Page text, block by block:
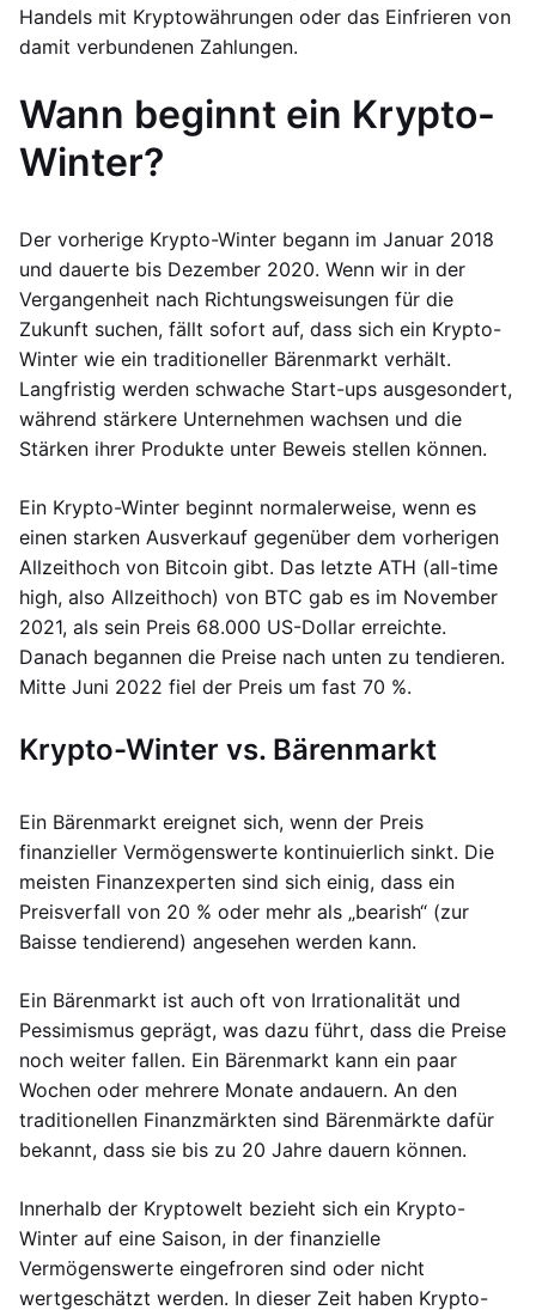
Handels mit Kryptowährungen oder das Einfrieren von
damit verbundenen Zahlungen.
Wann beginnt ein Krypto-
Winter?
Der vorherige Krypto-Winter begann im Januar 2018
und dauerte bis Dezember 2020. Wenn wir in der
Vergangenheit nach Richtungsweisungen für die
Zukunft suchen, fällt sofort auf, dass sich ein Krypto-
Winter wie ein traditioneller Bärenmarkt verhält.
Langfristig werden schwache Start-ups ausgesondert,
während stärkere Unternehmen wachsen und die
Stärken ihrer Produkte unter Beweis stellen können.
Ein Krypto-Winter beginnt normalerweise, wenn es
einen starken Ausverkauf gegenüber dem vorherigen
Allzeithoch von Bitcoin gibt. Das letzte ATH (all-time
high, also Allzeithoch) von BTC gab es im November
2021, als sein Preis 68.000 US-Dollar erreichte.
Danach begannen die Preise nach unten zu tendieren.
Mitte Juni 2022 fiel der Preis um fast 70 %.
Krypto-Winter vs. Bärenmarkt
Ein Bärenmarkt ereignet sich, wenn der Preis
finanzieller Vermögenswerte kontinuierlich sinkt. Die
meisten Finanzexperten sind sich einig, dass ein
Preisverfall von 20 % oder mehr als „bearish“ (zur
Baisse tendierend) angesehen werden kann.
Ein Bärenmarkt ist auch oft von Irrationalität und
Pessimismus geprägt, was dazu führt, dass die Preise
noch weiter fallen. Ein Bärenmarkt kann ein paar
Wochen oder mehrere Monate andauern. An den
traditionellen Finanzmärkten sind Bärenmärkte dafür
bekannt, dass sie bis zu 20 Jahre dauern können.
Innerhalb der Kryptowelt bezieht sich ein Krypto-
Winter auf eine Saison, in der finanzielle
Vermögenswerte eingefroren sind oder nicht
wertgeschätzt werden. In dieser Zeit haben Krypto-